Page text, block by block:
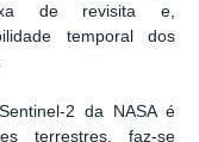
de revisita e,
temporal dos
2 da NASA é
terrestres, faz-se